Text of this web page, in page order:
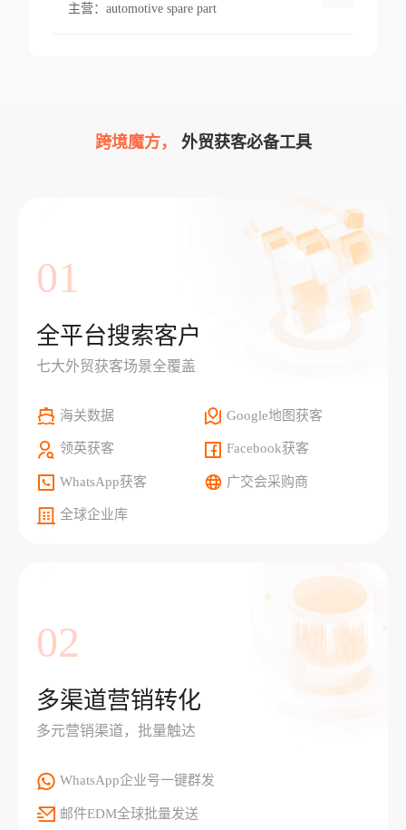
主营： automotive spare part
跨境魔方， 外贸获客必备工具
01
全平台搜索客户
七大外贸获客场景全覆盖
海关数据 Google地图获客
领英获客 Facebook获客
WhatsApp获客 广交会采购商
全球企业库
02
多渠道营销转化
多元营销渠道，批量触达
WhatsApp企业号一键群发
邮件EDM全球批量发送